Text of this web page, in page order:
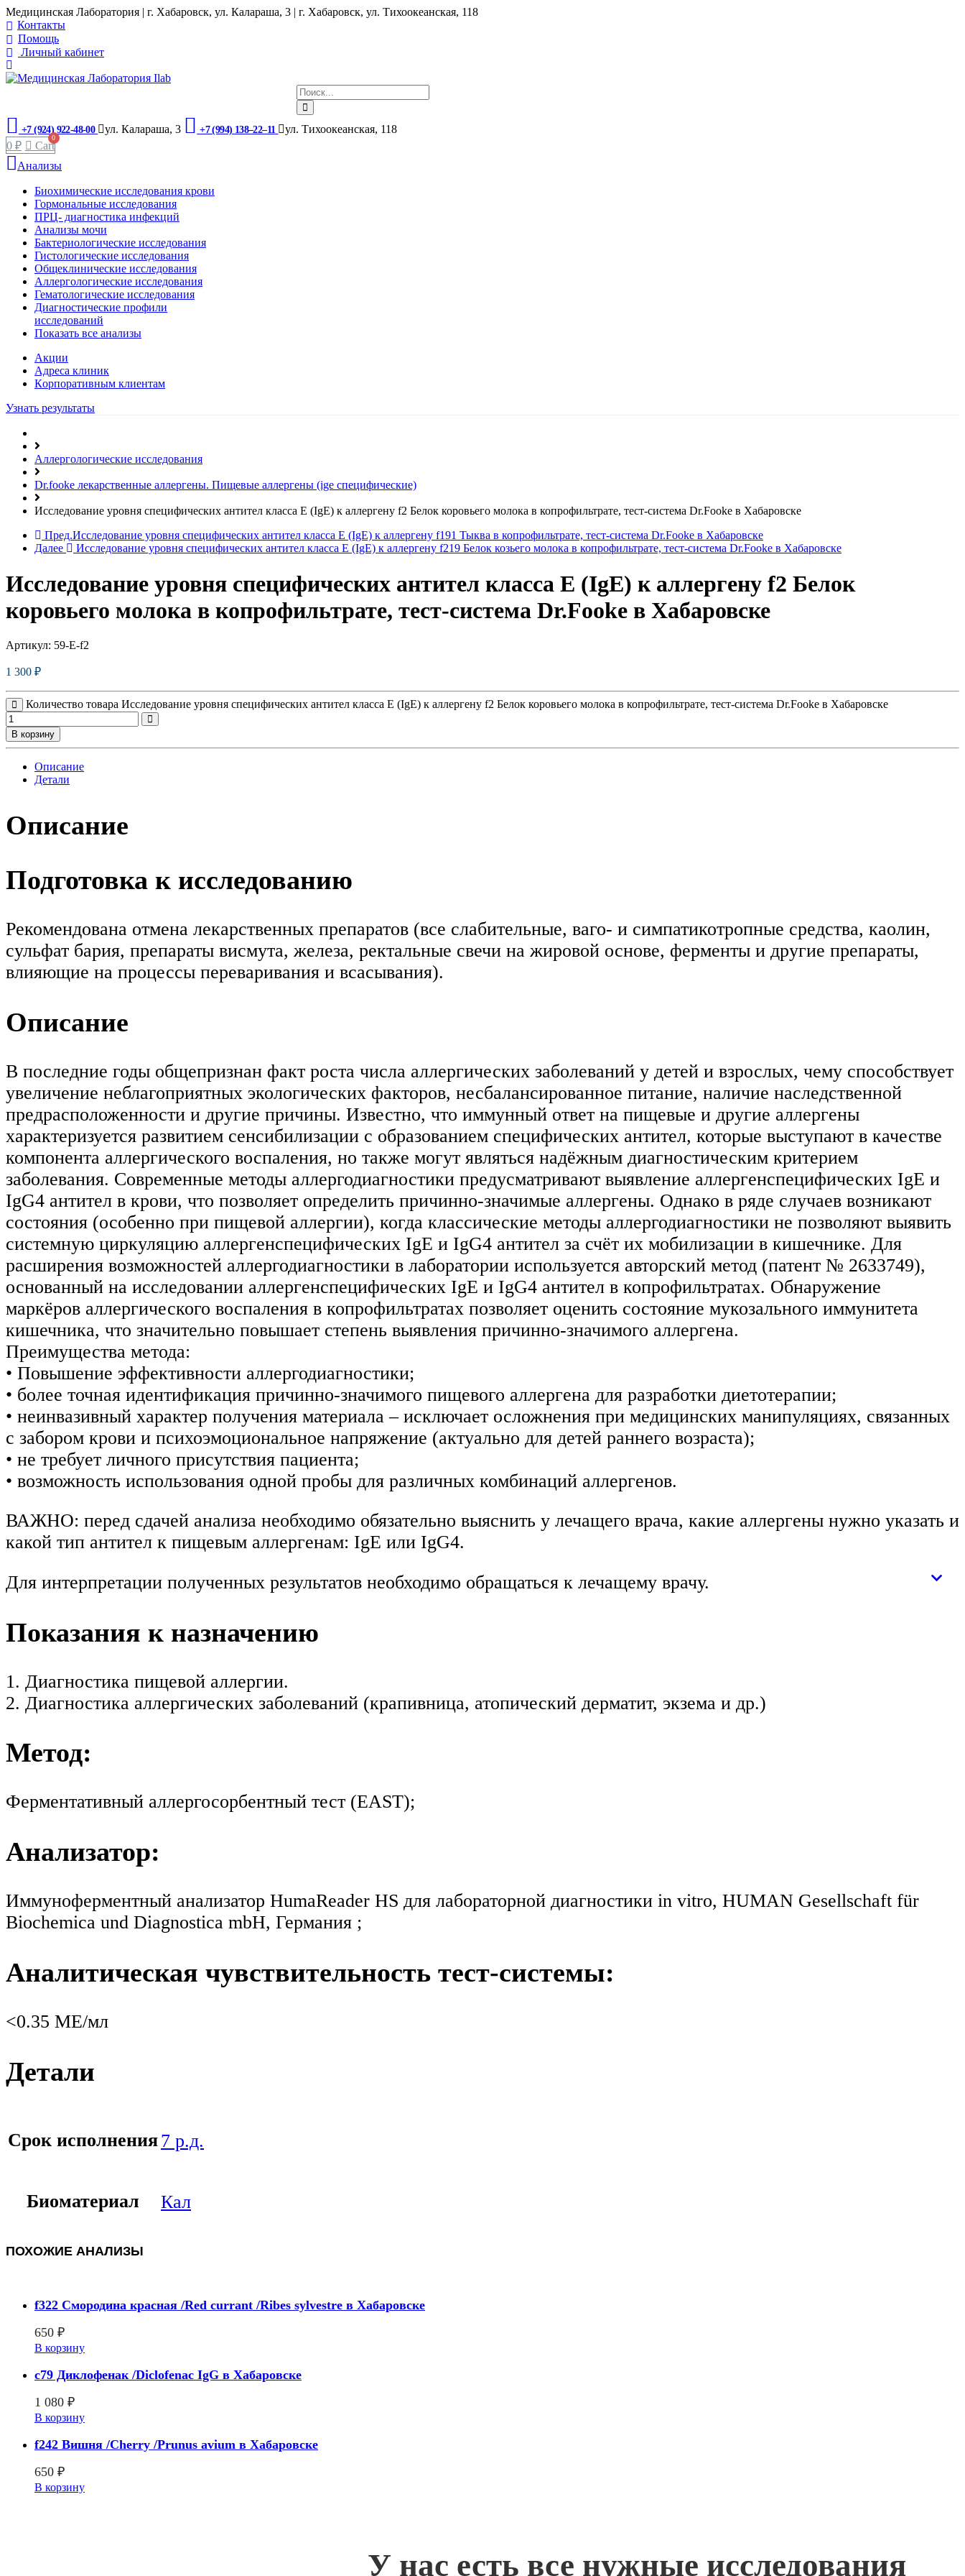
Медицинская Лаборатория | г. Хабаровск, ул. Калараша, 3 | г. Хабаровск, ул. ​Тихоокеанская, 118
Контакты
Помощь
Личный кабинет
+7 (924) 922-48-00 ул. ​Калараша, 3 +7 (994) 138‒22‒11
ул. ​Тихоокеанская, 118
0 ₽
Cart
Анализы
Биохимические исследования крови
Гормональные исследования
ПРЦ- диагностика инфекций
Анализы мочи
Бактериологические исследования
Гистологические исследования
Общеклинические исследования
Аллергологические исследования
Гематологические исследования
Диагностические профили
исследований
Показать все анализы
Акции
Адреса клиник
Кoрпоративным клиентам
Узнать результаты
Аллергологические исследования
Dr.fooke лекарственные аллергены. Пищевые аллергены (ige специфические)
Исследование уровня специфических антител класса E (IgE) к аллергену f2 Белок коровьего молока в копрофильтрате, тест-система Dr.Fooke в Хабаровске
Пред.Исследование уровня специфических антител класса E (IgE) к аллергену f191 Тыква в копрофильтрате, тест-система Dr.Fooke в Хабаровске
Далее
Исследование уровня специфических антител класса E (IgE) к аллергену f219 Белок козьего молока в копрофильтрате, тест-система Dr.Fooke в Хабаровске
Исследование уровня специфических антител класса E (IgE) к аллергену f2 Белок
коровьего молока в копрофильтрате, тест-система Dr.Fooke в Хабаровске
Артикул: 59-E-f2
1 300 ₽
Количество товара Исследование уровня специфических антител класса E (IgE) к аллергену f2 Белок коровьего молока в копрофильтрате, тест-система Dr.Fooke в Хабаровске
В корзину
Описание
Детали
Описание
Подготовка к исследованию
Рекомендована отмена лекарственных препаратов (все слабительные, ваго- и симпатикотропные средства, каолин,
сульфат бария, препараты висмута, железа, ректальные свечи на жировой основе, ферменты и другие препараты,
влияющие на процессы переваривания и всасывания).
Описание
В последние годы общепризнан факт роста числа аллергических заболеваний у детей и взрослых, чему способствует
увеличение неблагоприятных экологических факторов, несбалансированное питание, наличие наследственной
предрасположенности и другие причины. Известно, что иммунный ответ на пищевые и другие аллергены
характеризуется развитием сенсибилизации с образованием специфических антител, которые выступают в качестве
компонента аллергического воспаления, но также могут являться надёжным диагностическим критерием
заболевания. Современные методы аллергодиагностики предусматривают выявление аллергенспецифических IgЕ и
IgG4 антител в крови, что позволяет определить причинно-значимые аллергены. Однако в ряде случаев возникают
состояния (особенно при пищевой аллергии), когда классические методы аллергодиагностики не позволяют выявить
системную циркуляцию аллергенспецифических IgE и IgG4 антител за счёт их мобилизации в кишечнике. Для
расширения возможностей аллергодиагностики в лаборатории используется авторский метод (патент № 2633749),
основанный на исследовании аллергенспецифических IgE и IgG4 антител в копрофильтратах. Обнаружение
маркёров аллергического воспаления в копрофильтратах позволяет оценить состояние мукозального иммунитета
кишечника, что значительно повышает степень выявления причинно-значимого аллергена.
Преимущества метода:
• Повышение эффективности аллергодиагностики;
• более точная идентификация причинно-значимого пищевого аллергена для разработки диетотерапии;
• неинвазивный характер получения материала – исключает осложнения при медицинских манипуляциях, связанных
с забором крови и психоэмоциональное напряжение (актуально для детей раннего возраста);
• не требует личного присутствия пациента;
• возможность использования одной пробы для различных комбинаций аллергенов.
ВАЖНО: перед сдачей анализа необходимо обязательно выяснить у лечащего врача, какие аллергены нужно указать и
какой тип антител к пищевым аллергенам: IgE или IgG4.
Для интерпретации полученных результатов необходимо обращаться к лечащему врачу.
Показания к назначению
1. Диагностика пищевой аллергии.
2. Диагностика аллергических заболеваний (крапивница, атопический дерматит, экзема и др.)
Метод:
Ферментативный аллергосорбентный тест (EAST);
Анализатор:
Иммуноферментный анализатор HumaReader HS для лабораторной диагностики in vitro, HUMAN Gesellschaft für
Biochemica und Diagnostica mbH, Германия ;
Аналитическая чувствительность тест-системы:
<0.35 МЕ/мл
Детали
Срок исполнения7 р.д.
Биоматериал Кал
ПОХОЖИЕ АНАЛИЗЫ
f322 Смородина красная /Red currant /Ribes sylvestre в Хабаровске
650 ₽
В корзину
c79 Диклофенак /Diclofenac IgG в Хабаровске
1 080 ₽
В корзину
f242 Вишня /Cherry /Prunus avium в Хабаровске
650 ₽
В корзину
У нас есть все нужные исследования